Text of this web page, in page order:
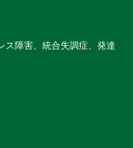
ス障害、統合失調症、発達